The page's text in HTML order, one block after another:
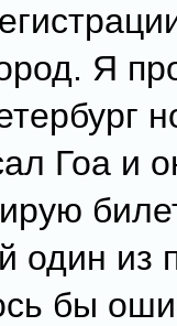
Я
Гоа и
один из
бы